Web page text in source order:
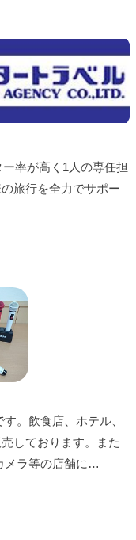
率が高く1人の専任担
旅行を全力でサポー
。飲食店、ホテル、
しております。また
メラ等の店舗に…